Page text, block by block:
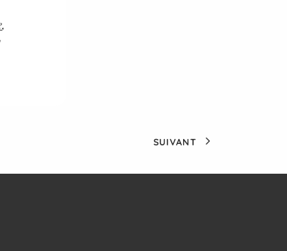
,
SUIVANT